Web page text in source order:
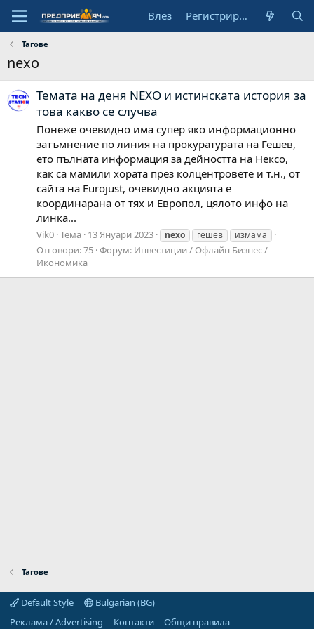
Влез Регистрирай се
Тагове
nexo
Темата на деня NEXO и истинската история за
това какво се случва
Понеже очевидно има супер яко информационно
затъмнение по линия на прокуратурата на Гешев,
ето пълната информация за дейността на Нексо,
как са мамили хората през колцентровете и т.н., от
сайта на Eurojust, очевидно акцията е
координарана от тях и Европол, цялото инфо на
линка...
Vik0 Тема 13 Януари 2023 nexo гешев измама
Отговори: 75 Форум: Инвестиции / Офлайн Бизнес /
Икономика
Тагове
Default Style
Bulgarian (BG)
Реклама / Advertising
Контакти
Общи правила